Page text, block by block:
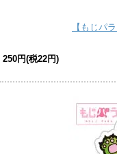
【もじパ
250円(税22円)